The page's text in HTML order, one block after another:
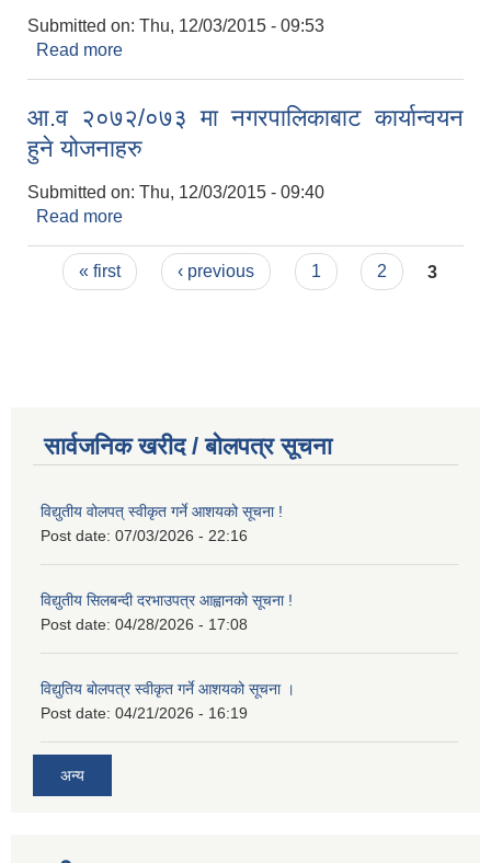
Submitted on: Thu, 12/03/2015 - 09:53
Read more
आ.व २०७२/०७३ मा नगरपालिकाबाट कार्यान्वयन
हुने योजनाहरु
Submitted on: Thu, 12/03/2015 - 09:40
Read more
Pages
« first ‹ previous 1 2 3
सार्वजनिक खरीद / बोलपत्र सूचना
विद्युतीय वोलपत् स्वीकृत गर्ने आशयको सूचना !
Post date: 07/03/2026 - 22:16
विद्युतीय सिलबन्दी दरभाउपत्र आह्वानको सूचना !
Post date: 04/28/2026 - 17:08
विद्युतिय बोलपत्र स्वीकृत गर्ने आशयको सूचना ।
Post date: 04/21/2026 - 16:19
अन्य